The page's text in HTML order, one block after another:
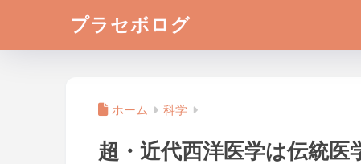
プラセボログ
ホーム 科学
超・近代西洋医学は伝統